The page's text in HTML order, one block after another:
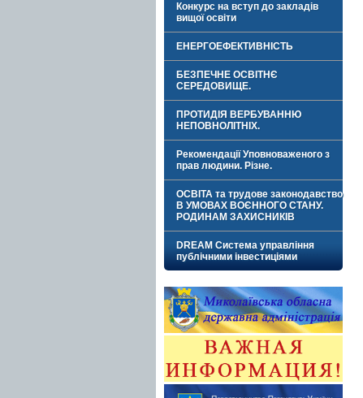
Конкурс на вступ до закладів
вищої освіти
ЕНЕРГОЕФЕКТИВНІСТЬ
БЕЗПЕЧНЕ ОСВІТНЄ
СЕРЕДОВИЩЕ.
ПРОТИДІЯ ВЕРБУВАННЮ
НЕПОВНОЛІТНІХ.
Рекомендації Уповноваженого з
прав людини. Різне.
ОСВІТА та трудове законодавство
В УМОВАХ ВОЄННОГО СТАНУ.
РОДИНАМ ЗАХИСНИКІВ
DREAM Система управління
публічними інвестиціями